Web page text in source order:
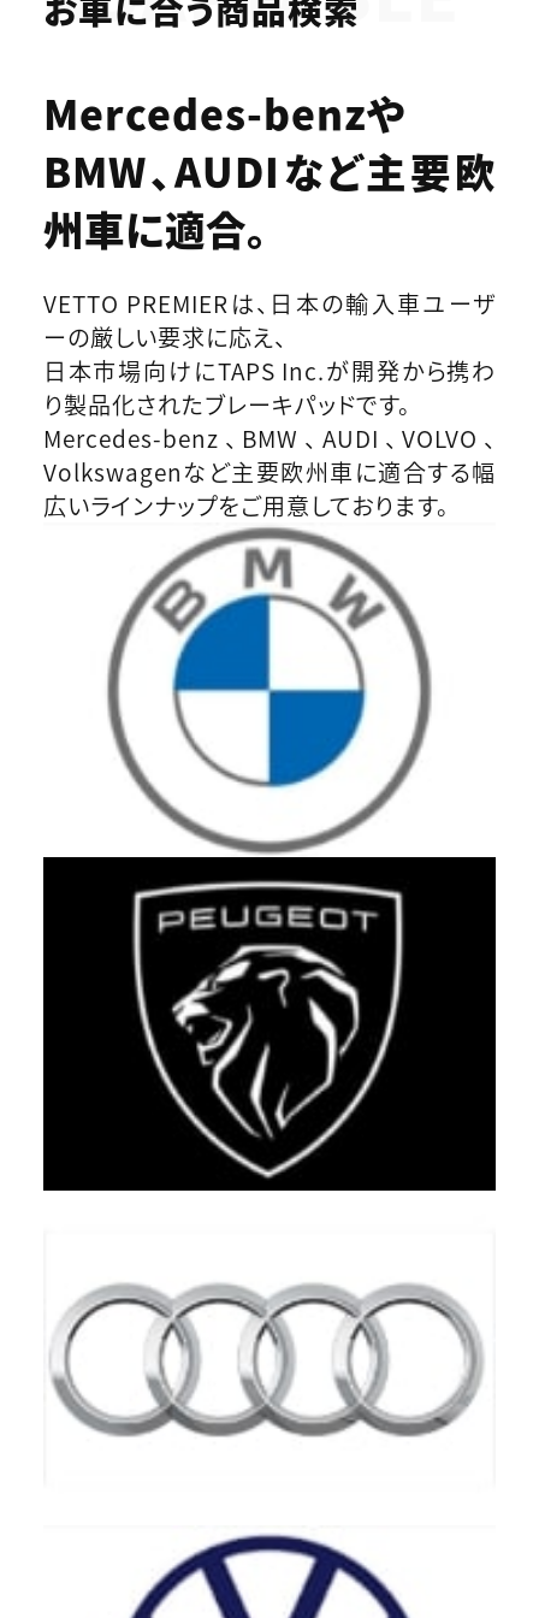
Mercedes-benzや
BMW、AUDIなど主要欧
州車に適合。
VETTO PREMIERは、日本の輸入車ユーザ
ーの厳しい要求に応え、
日本市場向けにTAPS Inc.が開発から携わ
り製品化されたブレーキパッドです。
Mercedes-benz、BMW、AUDI、VOLVO、
Volkswagenなど主要欧州車に適合する幅
広いラインナップをご用意しております。